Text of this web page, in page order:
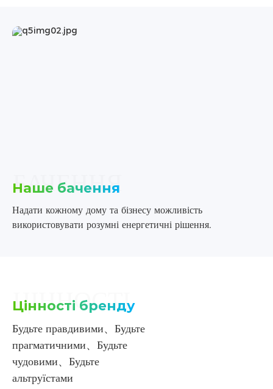
Наше бачення
БАЧЕННЯ
Надати кожному дому та бізнесу можливість
використовувати розумні енергетичні рішення.
Цінності бренду
ЦІННОСТІ
Будьте правдивими、Будьте
прагматичними、Будьте
чудовими、Будьте
альтруїстами